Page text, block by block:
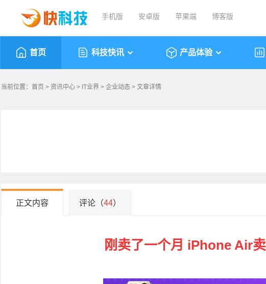
手机版 安卓版 苹果端 博客版
首页 科技快讯 产品体验
当前位置： 首页 > 资讯中心 > IT业界 > 企业动态 > 文章详情
正文内容 评论（44）
刚卖了一个月 iPhone Air